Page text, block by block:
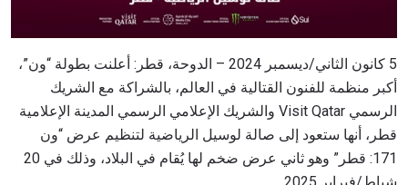
5 كانون الثاني/ديسمبر 2024 – الدوحة، قطر: أعلنت بطولة “ون”،
أكبر منظمة للفنون القتالية في العالم، بالشراكة مع الشريك
الرسمي Visit Qatar والشريك الإعلامي الرسمي المدينة الإعلامية
قطر، أنها ستعود إلى صالة لوسيل الرياضية لتنظيم عرض “ون
171: قطر” وهو ثاني عرض ضخم لها يُقام في البلاد، وذلك في 20
شباط/فبراير 2025.